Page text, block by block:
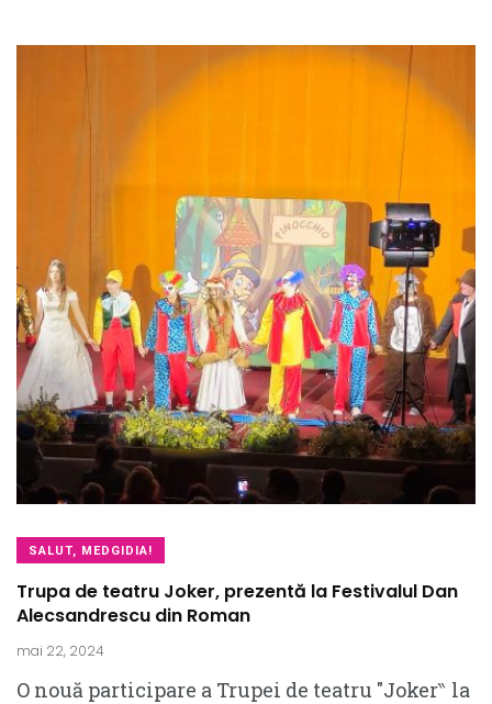
SALUT, MEDGIDIA!
Trupa de teatru Joker, prezentă la Festivalul Dan
Alecsandrescu din Roman
mai 22, 2024
O nouă participare a Trupei de teatru ″Joker‶ la